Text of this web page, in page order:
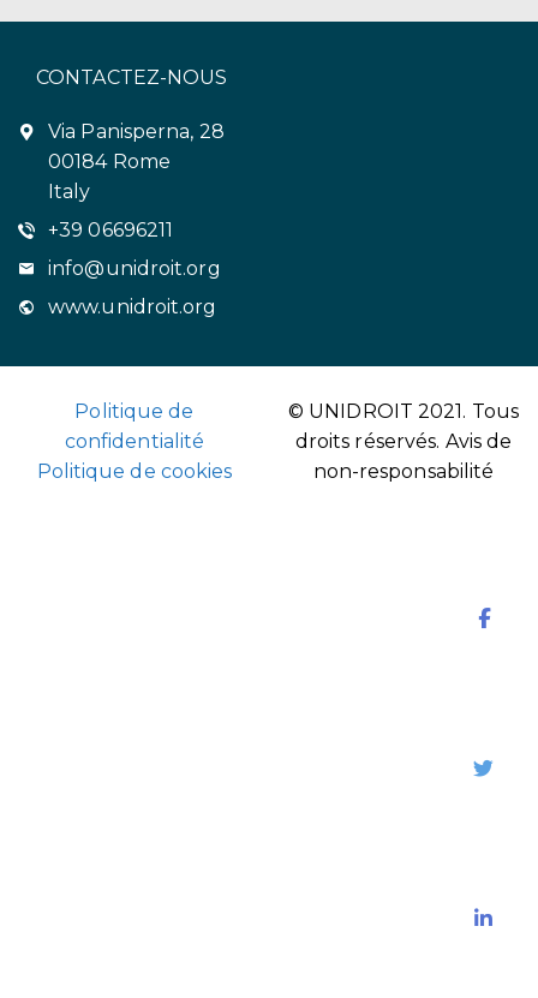
CONTACTEZ-NOUS
Via Panisperna, 28
00184 Rome
Italy
+39 06696211
info@unidroit.org
www.unidroit.org
Politique de
confidentialité
Politique de cookies
© UNIDROIT 2021. Tous
droits réservés. Avis de
non-responsabilité